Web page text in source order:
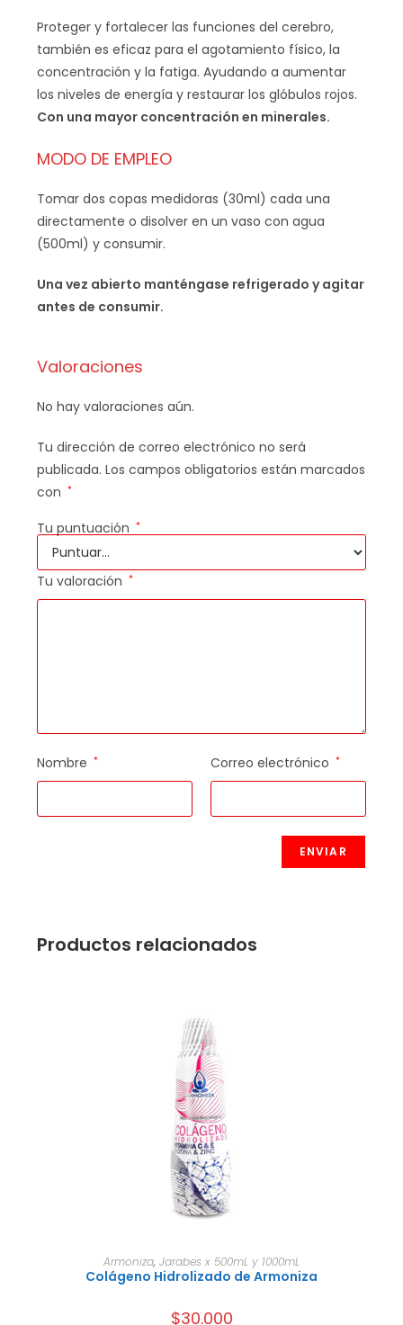
Proteger y fortalecer las funciones del cerebro,
también es eficaz para el agotamiento físico, la
concentración y la fatiga. Ayudando a aumentar
los niveles de energía y restaurar los glóbulos rojos.
Con una mayor concentración en minerales.
MODO DE EMPLEO
Tomar dos copas medidoras (30ml) cada una
directamente o disolver en un vaso con agua
(500ml) y consumir.
Una vez abierto manténgase refrigerado y agitar
antes de consumir.
Valoraciones
No hay valoraciones aún.
Tu dirección de correo electrónico no será
publicada. Los campos obligatorios están marcados
con *
Tu puntuación *
Tu valoración *
Nombre * Correo electrónico *
Productos relacionados
AÑADIR AL CARRITO
Armoniza, Jarabes x 500mL y 1000mL
Colágeno Hidrolizado de Armoniza
$30.000